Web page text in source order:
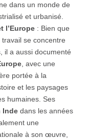
dans un monde de
et urbanisé.
l’Europe: Bien que
se concentre
il a aussi documenté
, avec une
portée à la
et les paysages
humaines. Ses
Indedans les années
une
à son œuvre,